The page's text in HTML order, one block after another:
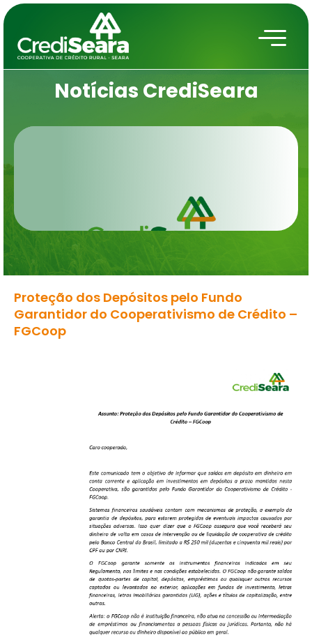
Notícias CrediSeara
Proteção dos Depósitos pelo Fundo
Garantidor do Cooperativismo de Crédito –
FGCoop